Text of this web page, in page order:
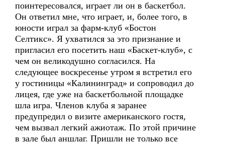
поинтересовался, играет ли он в баскетбол.
Он ответил мне, что играет, и, более того, в
юности играл за фарм-клуб «Бостон
Селтикс». Я ухватился за это признание и
пригласил его посетить наш «Баскет-клуб», с
чем он великодушно согласился. На
следующее воскресенье утром я встретил его
у гостиницы «Калининград» и сопроводил до
лицея, где уже на баскетбольной площадке
шла игра. Членов клуба я заранее
предупредил о визите американского гостя,
чем вызвал легкий ажиотаж. По этой причине
в зале был аншлаг. Пришли не только все